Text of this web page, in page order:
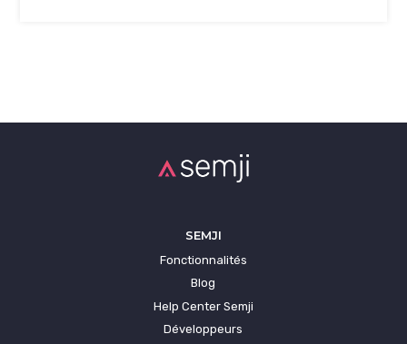
SEMJI
Fonctionnalités
Blog
Help Center Semji
Développeurs